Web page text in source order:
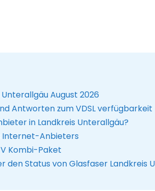
August 2026
Antworten zum VDSL verfügbarkeit
in Landkreis Unterallgäu?
Internet-Anbieters
Kombi-Paket
den Status von Glasfaser Landkreis